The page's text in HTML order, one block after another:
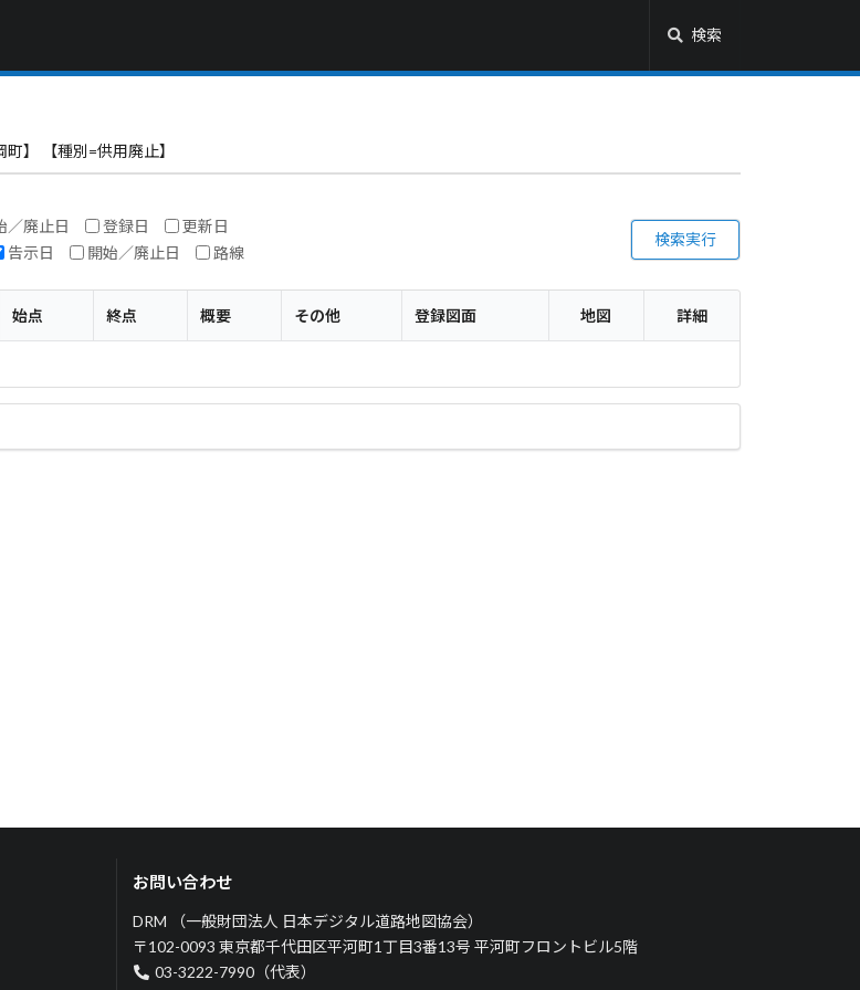
検索
】 【種別=供用廃止】
／廃止日 登録日 更新日
告示日 開始／廃止日 路線
検索実行
始点 終点 概要 その他 登録図面 地図 詳細
お問い合わせ
DRM （一般財団法人 日本デジタル道路地図協会）
〒102-0093 東京都千代田区平河町1丁目3番13号 平河町フロントビル5階
03-3222-7990（代表）